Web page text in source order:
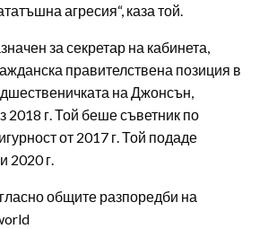
агресия“, каза той.
за секретар на кабинета,
правителствена позиция в
на Джонсън,
2018 г. Той беше съветник по
от 2017 г. Той подаде
2020 г.
общите разпоредби на